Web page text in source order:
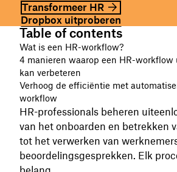
Transformeer HR
Dropbox uitproberen
Table of contents
Wat is een HR-workflow?
4 manieren waarop een HR-workflow
kan verbeteren
Verhoog de efficiëntie met
workflow
HR-professionals beheren
van het onboarden en betrekken
tot het verwerken van
beoordelingsgesprekken. Elk